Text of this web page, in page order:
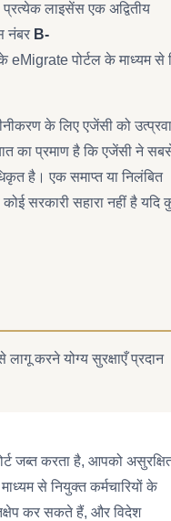
लाइसेंस एक अद्वितीय
नंबर B-
eMigrate पोर्टल के माध्यम से
के लिए एजेंसी को
का प्रमाण है कि एजेंसी ने
है। एक समाप्त या निलंबित
सरकारी सहारा नहीं है यदि
करने योग्य सुरक्षाएँ प्रदान
जब्त करता है, आपको
से नियुक्त कर्मचारियों के
कर सकते हैं, और विदेश